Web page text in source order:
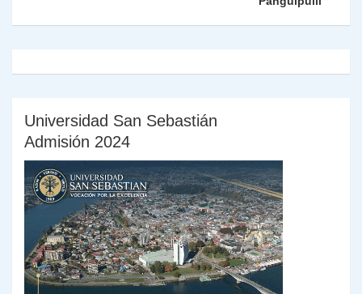
Universidad San Sebastián
Admisión 2024